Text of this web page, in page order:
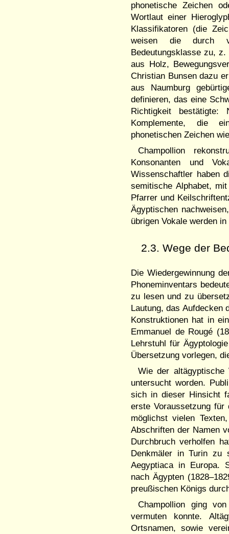
phonetische Zeichen
Wortlaut einer
Klassifikatoren (die
weisen die durch
Bedeutungsklasse zu, z.
aus Holz,
Christian Bunsen dazu
aus Naumburg
definieren, das eine
Richtigkeit bestätigte:
Komplemente, die
phonetischen Zeichen
Champollion
Konsonanten und
Wissenschaftler haben
semitische Alphabet,
Pfarrer und
Ägyptischen
übrigen Vokale werden
2.3. Wege der
Die Wiedergewinnung
Phoneminventars
zu lesen und zu
Lautung, das Aufdecken
Konstruktionen hat in
Emmanuel de Rougé
Lehrstuhl für
Übersetzung vorlegen,
Wie der altägyptische
untersucht worden.
sich in dieser Hinsicht
erste Voraussetzung für
möglichst vielen
Abschriften der Namen
Durchbruch verholfen
Denkmäler in Turin zu
Aegyptiaca in Europa.
nach Ägypten
preußischen Königs
Champollion ging
vermuten konnte.
Ortsnamen, sowie